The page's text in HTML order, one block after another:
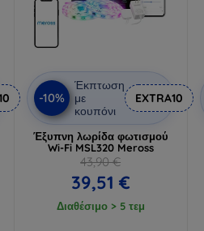
-10%
Έκπτωση
με
κουπόνι
EXTRA10
Έξυπνη λωρίδα φωτισμού
Wi-Fi MSL320 Meross
43,90 €
39,51 €
Διαθέσιμο > 5 τεμ